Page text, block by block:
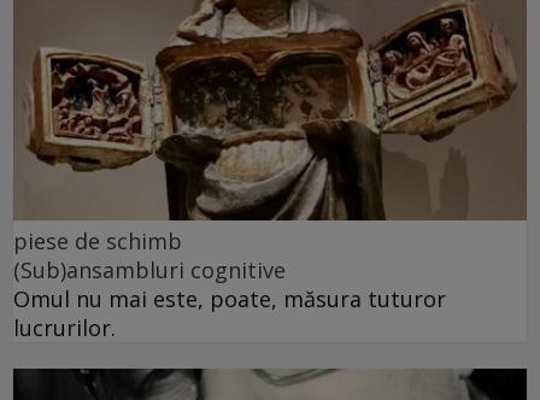
piese de schimb
(Sub)ansambluri cognitive
Omul nu mai este, poate, măsura tuturor
lucrurilor.